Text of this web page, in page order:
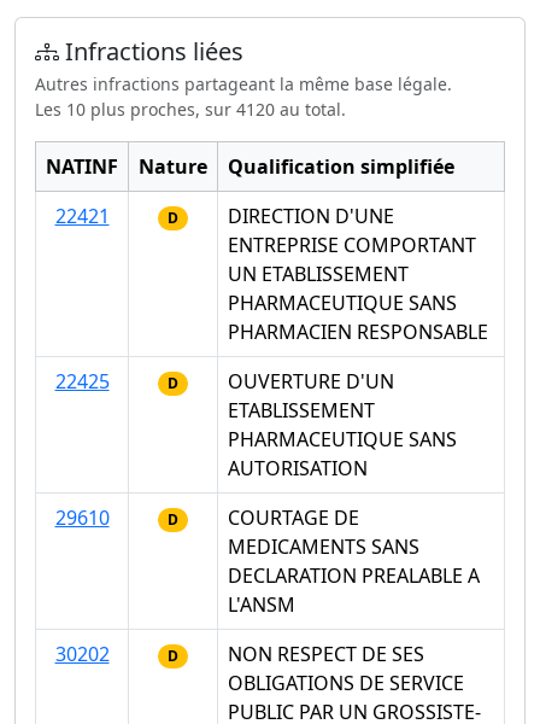
Infractions liées
Autres infractions partageant la même base légale.
Les 10 plus proches, sur 4120 au total.
NATINF Nature
Qualification simplifiée
22421
D
DIRECTION D'UNE
ENTREPRISE COMPORTANT
UN ETABLISSEMENT
PHARMACEUTIQUE SANS
PHARMACIEN RESPONSABLE
22425
D
OUVERTURE D'UN
ETABLISSEMENT
PHARMACEUTIQUE SANS
AUTORISATION
29610
D
COURTAGE DE
MEDICAMENTS SANS
DECLARATION PREALABLE A
L'ANSM
30202
D
NON RESPECT DE SES
OBLIGATIONS DE SERVICE
PUBLIC PAR UN GROSSISTE-